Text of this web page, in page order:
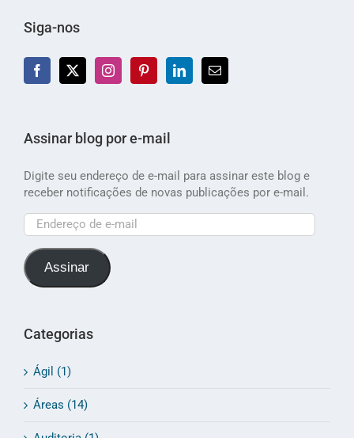
Siga-nos
Assinar blog por e-mail
Digite seu endereço de e-mail para assinar este blog e
receber notificações de novas publicações por e-mail.
Endereço
de
e-
mailAssinar
Categorias
Ágil (1)
Áreas (14)